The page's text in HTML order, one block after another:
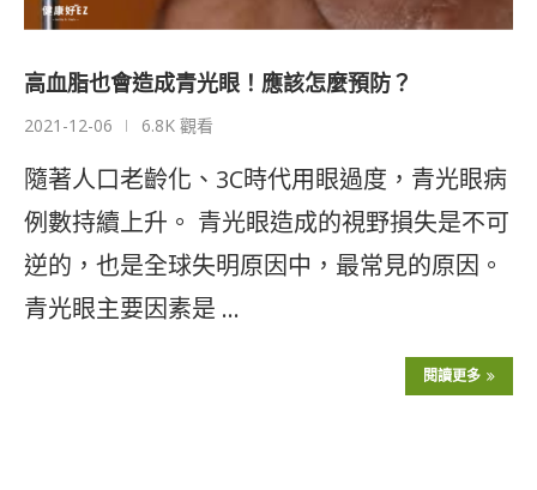
高血脂也會造成青光眼！應該怎麼預防？
2021-12-06 6.8K 觀看
隨著人口老齡化、3C時代用眼過度，青光眼病
例數持續上升。 青光眼造成的視野損失是不可
逆的，也是全球失明原因中，最常見的原因。
青光眼主要因素是 …
閱讀更多